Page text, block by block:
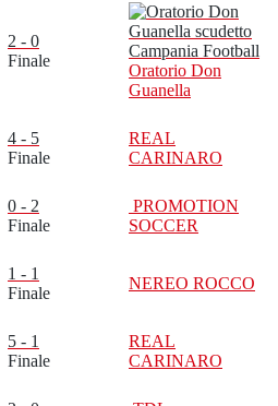
2 - 0
Finale
Oratorio Don
Guanella
4 - 5
Finale
REAL
CARINARO
0 - 2
Finale
PROMOTION
SOCCER
1 - 1
Finale
NEREO ROCCO
5 - 1
Finale
REAL
CARINARO